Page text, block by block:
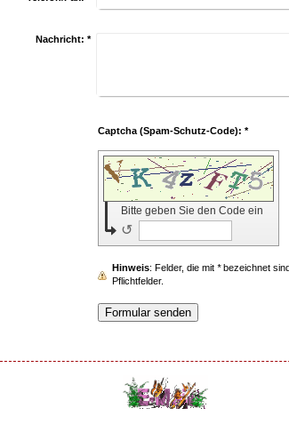
Nachricht: *
Captcha (Spam-Schutz-Code): *
Bitte geben Sie den Code ein
↺
Hinweis : Felder, die mit *bezeichnet
Pflichtfelder.